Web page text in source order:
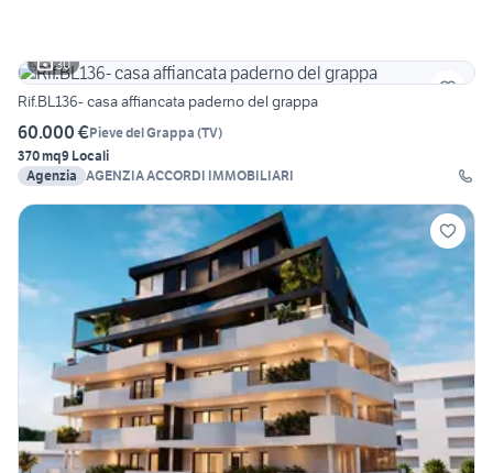
30
Rif.BL136- casa affiancata paderno del grappa
60.000 €Pieve del Grappa (TV)
370 mq9 Locali
Agenzia AGENZIA ACCORDI IMMOBILIARI